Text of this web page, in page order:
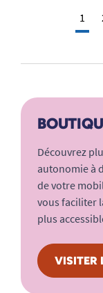
1
Découvrez
autonomie à
de votre
vous faciliter
plus
VISITER